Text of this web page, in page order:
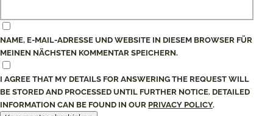
NAME, E-MAIL-ADRESSE UND WEBSITE IN DIESEM BROWSER FÜR
MEINEN NÄCHSTEN KOMMENTAR SPEICHERN.
I AGREE THAT MY DETAILS FOR ANSWERING THE REQUEST WILL
BE STORED AND PROCESSED UNTIL FURTHER NOTICE. DETAILED
INFORMATION CAN BE FOUND IN OUR PRIVACY POLICY.